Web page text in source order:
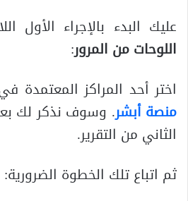
عليك البدء بالإجراء الأول
اللوحات من المرور:
اختر أحد المراكز
منصة أبشر. وسوف نذكر لك
الثاني من التقرير.
ثم اتباع تلك الخطوة الضرورية: